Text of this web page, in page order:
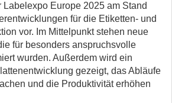
Labelexpo Europe 2025 am Stand
für die Etiketten- und
vor. Im Mittelpunkt stehen neue
für besonders anspruchsvolle
wurden. Außerdem wird ein
gezeigt, das Abläufe
und die Produktivität erhöhen